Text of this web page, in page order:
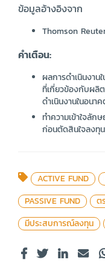
ข้อมูลอ้างอิงจาก
Thomson
คำเตือน:
ผลการดำเนินงาน
ที่เกี่ยวข้องกับผลิ
ดำเนินงานในอนา
ทำความเข้าใจลัก
ก่อนตัดสินใจลงทุน
ACTIVE FUND
PASSIVE FUND
ต
มีประสบการณ์ลงทุน